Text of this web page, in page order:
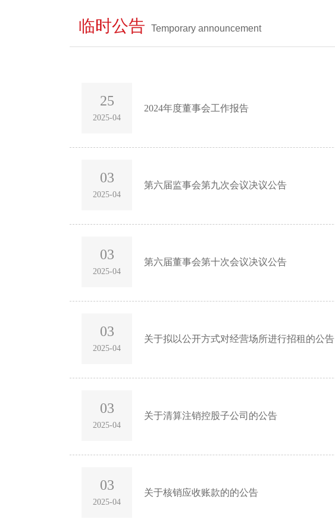
临时公告 Temporary announcement
25
2025-04
2024年度董事会工作报告
03
2025-04
第六届监事会第九次会议决议公告
03
2025-04
第六届董事会第十次会议决议公告
03
2025-04
关于拟以公开方式对经营场所进行招租的公告
03
2025-04
关于清算注销控股子公司的公告
03
2025-04
关于核销应收账款的的公告